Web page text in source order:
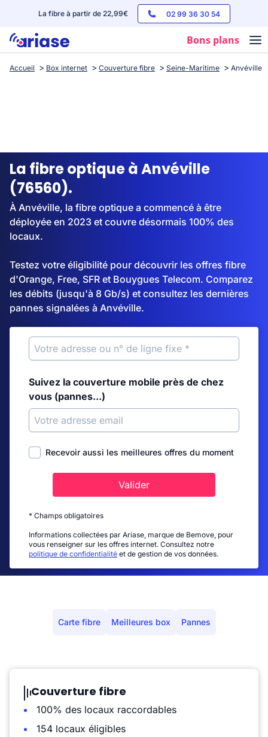
La fibre à partir de 22,99€ 02 99 36 30 54
Bons plans
Box internet
Streaming
Accueil Box internet Couverture fibre Seine-Maritime Anvéville
La fibre optique à Anvéville
(76560).
À Anvéville, la fibre optique a commencé à être
déployée en 2023 et couvre désormais 100% des
locaux.
Testez votre éligibilité pour découvrir les offres fibre
d'Orange, Free, SFR et Bouygues Telecom. Comparez
les débits (jusqu'à 8 Gb/s) et consultez les dernières
pannes signalées à Anvéville.
Suivez la couverture mobile près de chez
vous (pannes...)
Recevoir aussi les meilleures offres du moment
Valider
* Champs obligatoires
Informations collectées par Ariase, marque de Bemove, pour
vous renseigner sur les offres internet. Consultez notre
politique de confidentialité et de gestion de vos données.
Carte fibre Meilleures box Pannes
Couverture fibre
100% des locaux raccordables
154 locaux éligibles